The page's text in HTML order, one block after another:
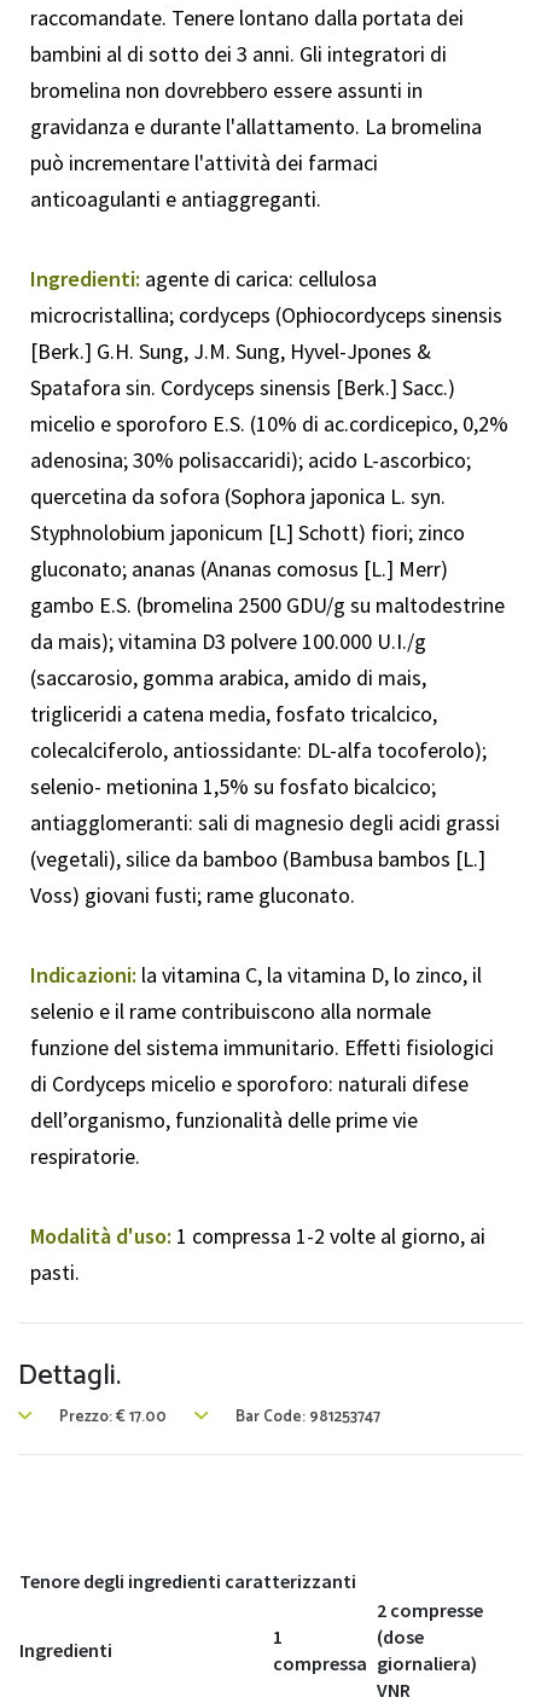
raccomandate. Tenere lontano dalla portata dei
bambini al di sotto dei 3 anni. Gli integratori di
bromelina non dovrebbero essere assunti in
gravidanza e durante l'allattamento. La bromelina
può incrementare l'attività dei farmaci
anticoagulanti e antiaggreganti.
Ingredienti: agente di carica: cellulosa
microcristallina; cordyceps (Ophiocordyceps sinensis
[Berk.] G.H. Sung, J.M. Sung, Hyvel-Jpones &
Spatafora sin. Cordyceps sinensis [Berk.] Sacc.)
micelio e sporoforo E.S. (10% di ac.cordicepico, 0,2%
adenosina; 30% polisaccaridi); acido L-ascorbico;
quercetina da sofora (Sophora japonica L. syn.
Styphnolobium japonicum [L] Schott) fiori; zinco
gluconato; ananas (Ananas comosus [L.] Merr)
gambo E.S. (bromelina 2500 GDU/g su maltodestrine
da mais); vitamina D3 polvere 100.000 U.I./g
(saccarosio, gomma arabica, amido di mais,
trigliceridi a catena media, fosfato tricalcico,
colecalciferolo, antiossidante: DL-alfa tocoferolo);
selenio- metionina 1,5% su fosfato bicalcico;
antiagglomeranti: sali di magnesio degli acidi grassi
(vegetali), silice da bamboo (Bambusa bambos [L.]
Voss) giovani fusti; rame gluconato.
Indicazioni: la vitamina C, la vitamina D, lo zinco, il
selenio e il rame contribuiscono alla normale
funzione del sistema immunitario. Effetti fisiologici
di Cordyceps micelio e sporoforo: naturali difese
dell’organismo, funzionalità delle prime vie
respiratorie.
Modalità d'uso: 1 compressa 1-2 volte al giorno, ai
pasti.
Dettagli.
Prezzo:€17.00 Bar Code: 981253747
Tenore degli ingredienti caratterizzanti
Ingredienti
1
compressa
2 compresse
(dose
giornaliera)
VNR